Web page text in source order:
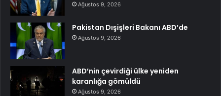
Ağustos 9, 2026
Pakistan Dışişleri Bakanı ABD’de
Ağustos 9, 2026
ABD’nin çevirdiği ülke yeniden
karanlığa gömüldü
Ağustos 9, 2026